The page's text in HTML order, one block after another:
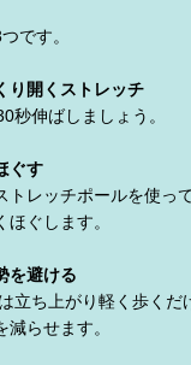
です。
開くストレッチ
秒伸ばしましょう。
ぐす
トレッチポールを使っ
ぐします。
を避ける
立ち上がり軽く歩くだ
らせます。